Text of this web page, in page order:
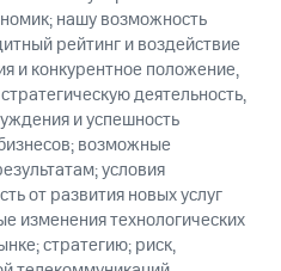
нашу возможность
рейтинг и воздействие
и конкурентное положение,
деятельность,
и успешность
возможные
условия
от развития новых услуг
изменения технологических
стратегию; риск,